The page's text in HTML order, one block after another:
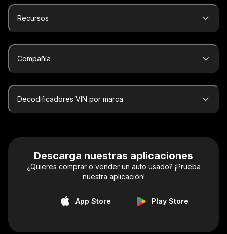
Recursos
Compañía
Decodificadores VIN por marca
Descarga nuestras aplicaciones
¿Quieres comprar o vender un auto usado? ¡Prueba
nuestra aplicación!
App Store Play Store